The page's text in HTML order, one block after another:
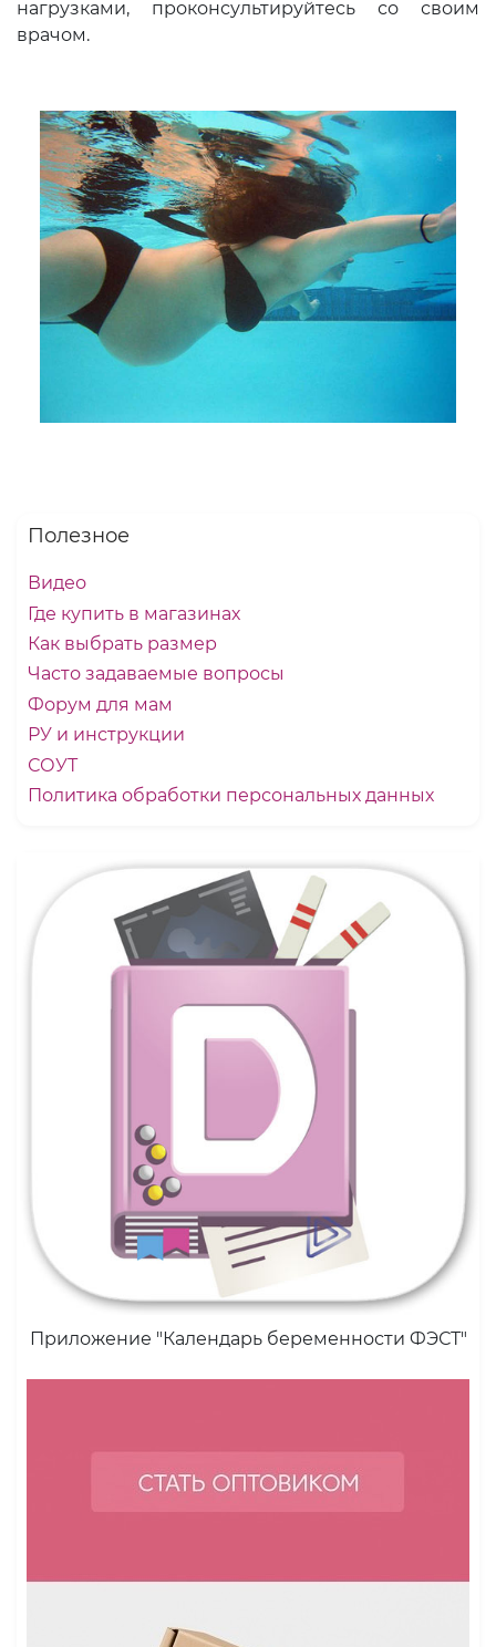
нагрузками, проконсультируйтесь со своим
врачом.
Полезное
Видео
Где купить в магазинах
Как выбрать размер
Часто задаваемые вопросы
Форум для мам
РУ и инструкции
СОУТ
Политика обработки персональных данных
Приложение "Календарь беременности ФЭСТ"